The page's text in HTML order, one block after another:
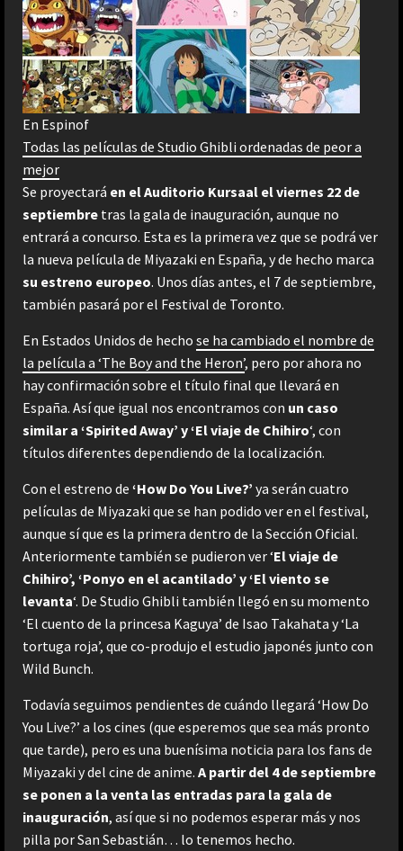
En Espinof
Todas las películas de Studio Ghibli ordenadas de peor a
mejor
Se proyectará en el Auditorio Kursaal el viernes 22 de
septiembre tras la gala de inauguración, aunque no
entrará a concurso. Esta es la primera vez que se podrá ver
la nueva película de Miyazaki en España, y de hecho marca
su estreno europeo. Unos días antes, el 7 de septiembre,
también pasará por el Festival de Toronto.
En Estados Unidos de hecho se ha cambiado el nombre de
la película a ‘The Boy and the Heron’, pero por ahora no
hay confirmación sobre el título final que llevará en
España. Así que igual nos encontramos con un caso
similar a ‘Spirited Away’ y ‘El viaje de Chihiro‘, con
títulos diferentes dependiendo de la localización.
Con el estreno de ‘How Do You Live?’ ya serán cuatro
películas de Miyazaki que se han podido ver en el festival,
aunque sí que es la primera dentro de la Sección Oficial.
Anteriormente también se pudieron ver ‘El viaje de
Chihiro’, ‘Ponyo en el acantilado’ y ‘El viento se
levanta‘. De Studio Ghibli también llegó en su momento
‘El cuento de la princesa Kaguya’ de Isao Takahata y ‘La
tortuga roja’, que co-produjo el estudio japonés junto con
Wild Bunch.
Todavía seguimos pendientes de cuándo llegará ‘How Do
You Live?’ a los cines (que esperemos que sea más pronto
que tarde), pero es una buenísima noticia para los fans de
Miyazaki y del cine de anime. A partir del 4 de septiembre
se ponen a la venta las entradas para la gala de
inauguración, así que si no podemos esperar más y nos
pilla por San Sebastián… lo tenemos hecho.